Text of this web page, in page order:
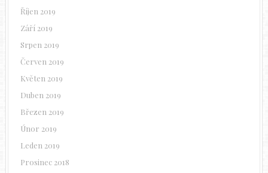
Říjen 2019
Září 2019
Srpen 2019
Červen 2019
Květen 2019
Duben 2019
Březen 2019
Únor 2019
Leden 2019
Prosinec 2018